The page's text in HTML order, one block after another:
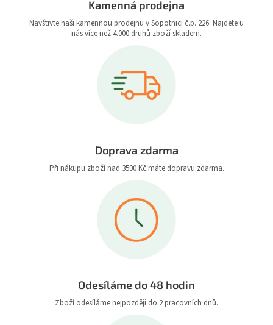
Kamenná prodejna
Navštivte naši kamennou prodejnu v Sopotnici č.p. 226. Najdete u
nás více než 4.000 druhů zboží skladem.
Doprava zdarma
Při nákupu zboží nad 3500 Kč máte dopravu zdarma.
Odesíláme do 48 hodin
Zboží odesíláme nejpozději do 2 pracovních dnů.